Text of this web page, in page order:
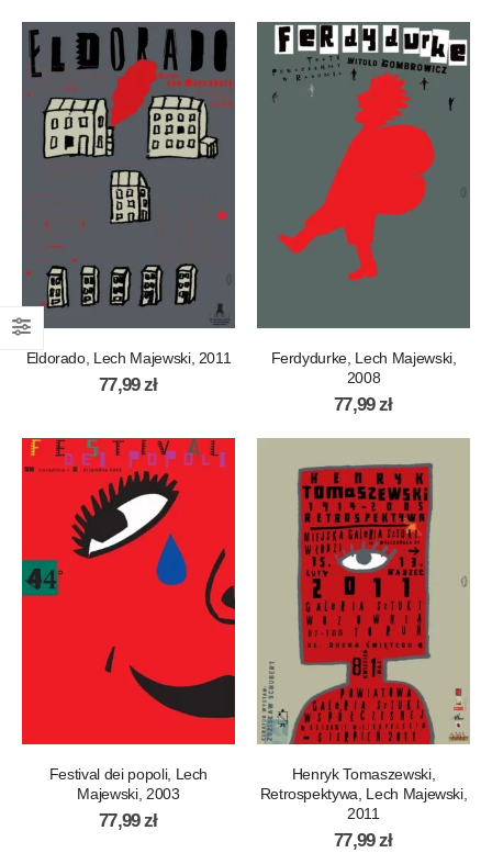
Eldorado, Lech Majewski, 2011
77,99zł
Ferdydurke, Lech Majewski,
2008
77,99zł
Festival dei popoli, Lech
Majewski, 2003
77,99zł
Henryk Tomaszewski,
Retrospektywa, Lech Majewski,
2011
77,99zł